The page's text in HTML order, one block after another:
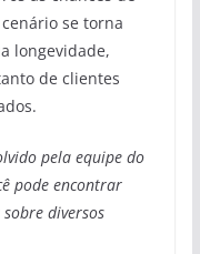
se torna
longevidade,
de clientes
pela equipe do
pode encontrar
diversos